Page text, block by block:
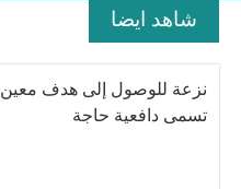
شاهد ايضا
نزعة للوصول إلى هدف معين
تسمى دافعية حاجة